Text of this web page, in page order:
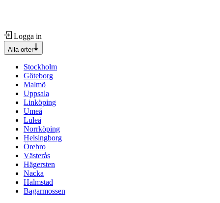
Logga in
Alla orter
Stockholm
Göteborg
Malmö
Uppsala
Linköping
Umeå
Luleå
Norrköping
Helsingborg
Örebro
Västerås
Hägersten
Nacka
Halmstad
Bagarmossen